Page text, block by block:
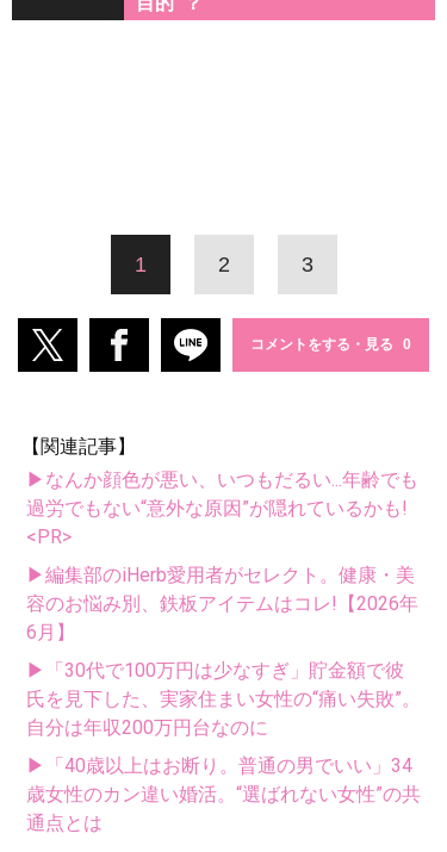
1 2 3
コメントをする・見る
【関連記事】
▶なんか顔色が悪い、いつもだるい...年齢でも
過労でもない“意外な原因”が隠れているかも!
<PR>
▶編集部のiHerb愛用者がセレクト。健康・美
容のお悩み別、鉄板アイテムはコレ!【2026年
6月】
▶「30代で100万円は少なすぎ」貯金額で彼
氏を見下した、実家住まい女性の“痛い失敗”。
自分は年収200万円台なのに
▶「40歳以上はお断り。普通の男でいい」34
歳女性のカン違い婚活。“選ばれない女性”の共
通点とは